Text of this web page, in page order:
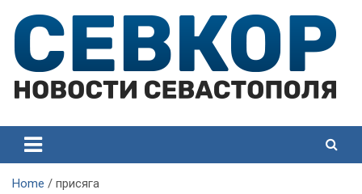
content
Севастополя
Севастополя
Home присяга